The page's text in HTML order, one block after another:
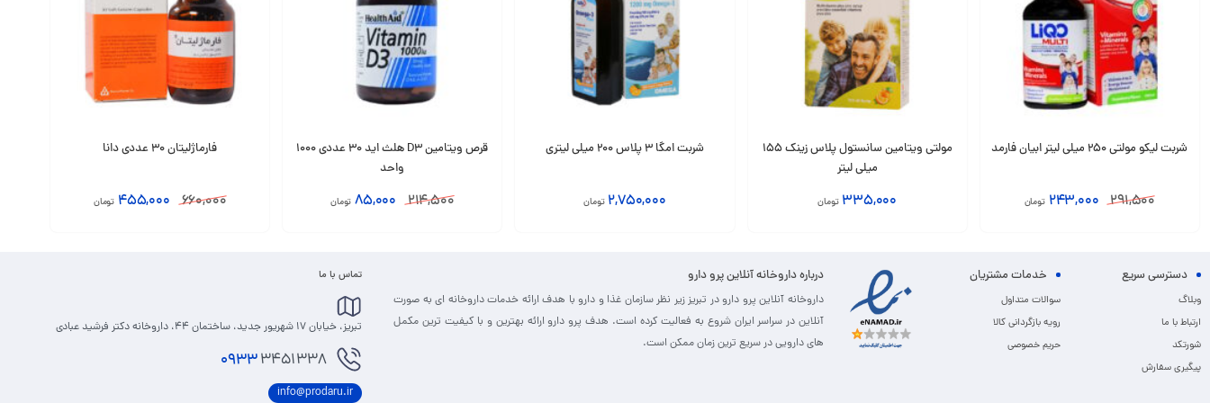
شربت لیکو مولتی 250 میلی لیتر ابیان فارمد
291,500
243,000 تومان
مولتی ویتامین سانستول پلاس زینک 155
میلی لیتر
335,000 تومان
شربت امگا 3 پلاس 200 میلی لیتری
2,750,000 تومان
قرص ویتامین D3 هلث اید 30 عددی 1000
واحد
214,500
85,000 تومان
فارماژلیتان 30 عددی دانا
660,000
455,000 تومان
دسترسی سریع
وبلاگ
ارتباط با ما
شورتکد
پیگیری سفارش
خدمات مشتریان
سوالات متداول
رویه بازگردانی کالا
حریم خصوصی
درباره داروخانه آنلاین پرو دارو
داروخانه آنلاین پرو دارو در تبریز زیر نظر سازمان غذا و دارو با هدف ارائه خدمات داروخانه ای به صورت
آنلاین در سراسر ایران شروع به فعالیت کرده است. هدف پرو دارو ارائه بهترین و با کیفیت ترین مکمل
های دارویی در سریع ترین زمان ممکن است.
تماس با ما
تبریز، خیابان 17 شهریور جدید، ساختمان 44، داروخانه دکتر فرشید عبادی
09333451338
info@prodaru.ir